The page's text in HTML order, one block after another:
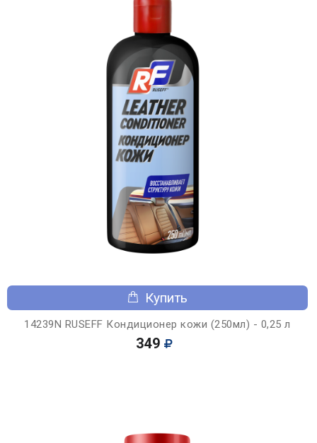
Купить
14239N RUSEFF Кондиционер кожи (250мл) - 0,25 л
349